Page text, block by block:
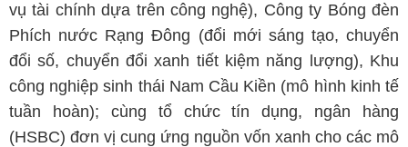
vụ tài chính dựa trên công nghệ), Công ty Bóng đèn
Phích nước Rạng Đông (đổi mới sáng tạo, chuyển
đổi số, chuyển đổi xanh tiết kiệm năng lượng), Khu
công nghiệp sinh thái Nam Cầu Kiền (mô hình kinh tế
tuần hoàn); cùng tổ chức tín dụng, ngân hàng
(HSBC) đơn vị cung ứng nguồn vốn xanh cho các mô